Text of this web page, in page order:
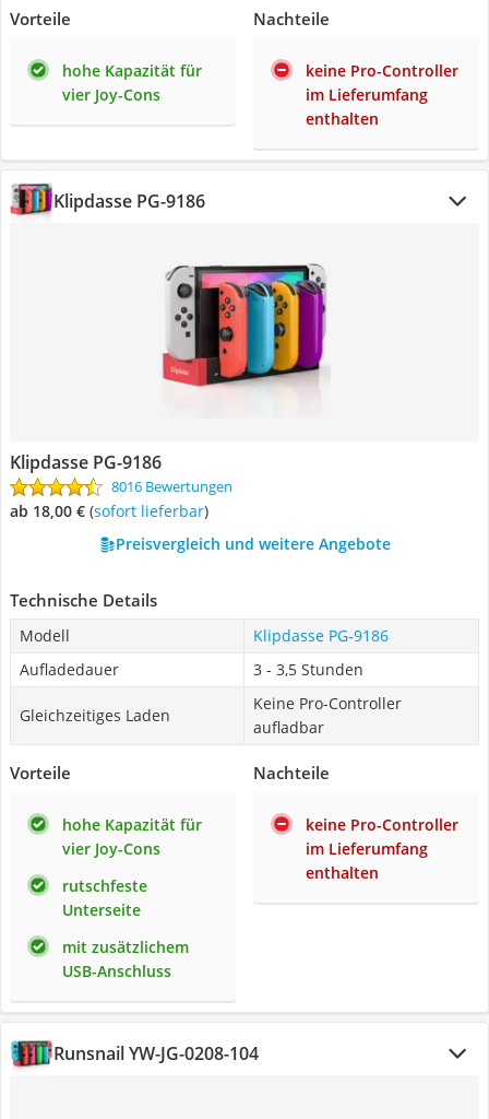
Vorteile
hohe Kapazität für
vier Joy-Cons
Nachteile
keine Pro-Controller
im Lieferumfang
enthalten
Klipdasse PG-9186
Klipdasse PG-9186
8016 Bewertungen
ab 18,00 € ( Sofort lieferbar)
Preisvergleich und weitere Angebote
Technische Details
Modell
Klipdasse PG-9186
Aufladedauer
3 - 3,5 Stunden
Gleichzeitiges Laden
Keine Pro-Controller
aufladbar
Vorteile
hohe Kapazität für
vier Joy-Cons
rutschfeste
Unterseite
mit zusätzlichem
USB-Anschluss
Nachteile
keine Pro-Controller
im Lieferumfang
enthalten
Runsnail YW-JG-0208-104